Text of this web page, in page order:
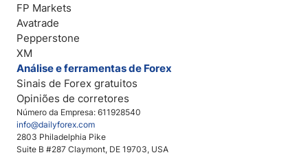
Número da Empresa: 611928540
info@dailyforex.com
2803 Philadelphia Pike
Suite B #287 Claymont, DE 19703, USA
FP Markets
Avatrade
Pepperstone
XM
Análise e ferramentas de Forex
Sinais de Forex gratuitos
Opiniões de corretores